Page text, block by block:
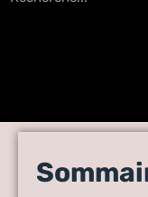
Jouer sur